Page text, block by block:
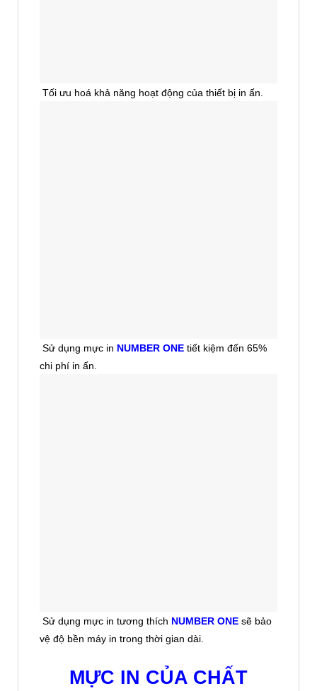
Tối ưu hoá khả năng hoạt động của thiết bị in ấn.
Sử dụng mực in NUMBER ONE tiết kiệm đến 65%
chi phí in ấn.
Sử dụng mực in tương thích NUMBER ONE sẽ bảo
vệ độ bền máy in trong thời gian dài.
MỰC IN CỦA CHẤT